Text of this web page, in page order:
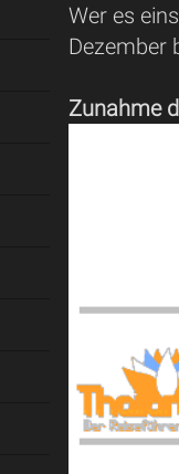
Wer es
Dezember
Zunahme